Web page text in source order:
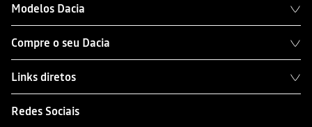
Modelos Dacia
Compre o seu Dacia
Links diretos
Redes Sociais